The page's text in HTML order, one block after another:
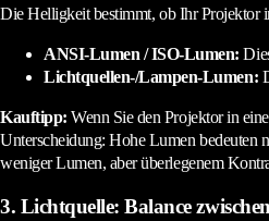
Die Helligkeit bestimmt, ob Ihr Projektor
ANSI-Lumen / ISO-Lumen:
Lichtquellen-/Lampen-Lumen:
Kauftipp: Wenn Sie den Projektor in
Unterscheidung: Hohe Lumen bedeuten
weniger Lumen, aber überlegenem
3. Lichtquelle: Balance